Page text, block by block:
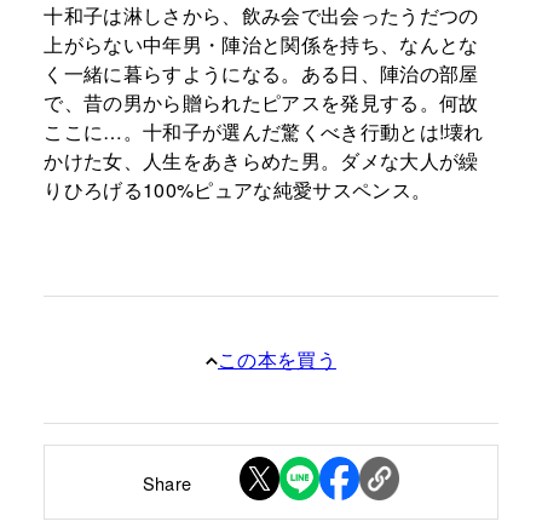
十和子は淋しさから、飲み会で出会ったうだつの
上がらない中年男・陣治と関係を持ち、なんとな
く一緒に暮らすようになる。ある日、陣治の部屋
で、昔の男から贈られたピアスを発見する。何故
ここに…。十和子が選んだ驚くべき行動とは!壊れ
かけた女、人生をあきらめた男。ダメな大人が繰
りひろげる100%ピュアな純愛サスペンス。
この本を買う
Share